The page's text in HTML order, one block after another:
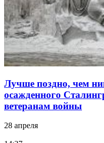
Лучше поздно, чем
осажденного
ветеранам войны
28 апреля